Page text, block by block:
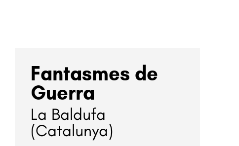
Fantasmes de
Guerra
La Baldufa
(Catalunya)